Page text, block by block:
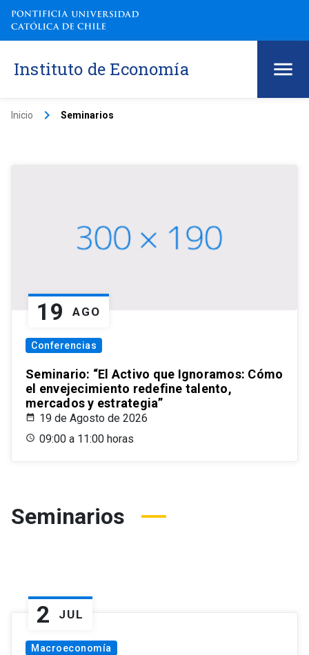
Instituto de Economía
Inicio keyboard_arrow_right Seminarios
19 AGO
Conferencias
Seminario: “El Activo que Ignoramos: Cómo
el envejecimiento redefine talento,
mercados y estrategia”
19 de Agosto de 2026
09:00 a 11:00 horas
Seminarios
2 JUL
Macroeconomía